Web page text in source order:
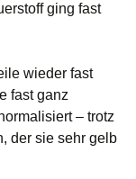
ging fast
wieder fast
fast ganz
– trotz
der sie sehr gelb